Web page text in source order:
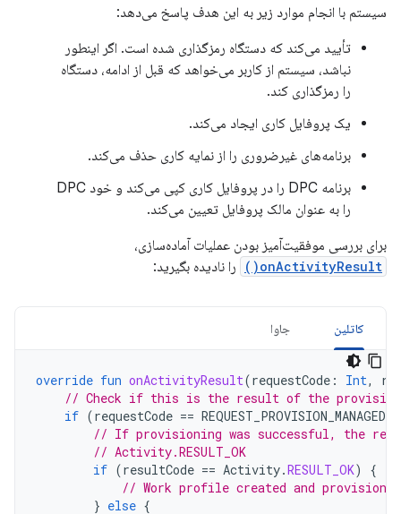
سیستم با انجام موارد زیر به این هدف پاسخ می‌دهد:
تأیید می‌کند که دستگاه رمزگذاری شده است. اگر اینطور
نباشد، سیستم از کاربر می‌خواهد که قبل از ادامه، دستگاه
را رمزگذاری کند.
یک پروفایل کاری ایجاد می‌کند.
برنامه‌های غیرضروری را از نمایه کاری حذف می‌کند.
برنامه DPC را در پروفایل کاری کپی می‌کند و خود DPC
را به عنوان مالک پروفایل تعیین می‌کند.
برای بررسی موفقیت‌آمیز بودن عملیات آماده‌سازی،
onActivityResult() را نادیده بگیرید:
کاتلین جاوا
override fun onActivityResult(requestCode : Int,
// Check if this is the result of the
if (requestCode ==
// If provisioning was successful, the
// Activity.RESULT_OK
if (resultCode == Activity.RESULT_OK)
{
// Work profile created and
} else {